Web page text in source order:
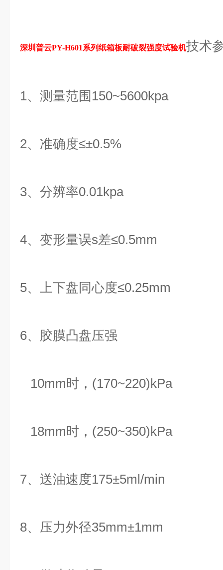
深圳普云PY-H601系列纸箱板耐破裂强度试验机技术
1、测量范围150~5600kpa
2、准确度≤±0.5%
3、分辨率0.01kpa
4、变形量误s差≤0.5mm
5、上下盘同心度≤0.25mm
6、胶膜凸盘压强
10mm时，(170~220)kPa
18mm时，(250~350)kPa
7、送油速度175±5ml/min
8、压力外径35mm±1mm